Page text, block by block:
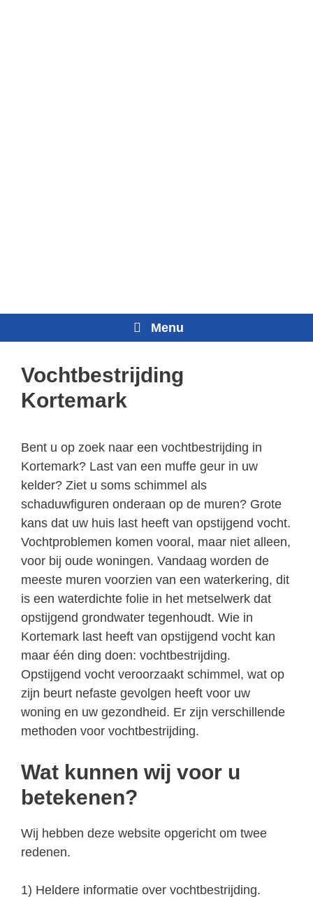
Menu
Vochtbestrijding
Kortemark
Bent u op zoek naar een vochtbestrijding in
Kortemark? Last van een muffe geur in uw
kelder? Ziet u soms schimmel als
schaduwfiguren onderaan op de muren? Grote
kans dat uw huis last heeft van opstijgend vocht.
Vochtproblemen komen vooral, maar niet alleen,
voor bij oude woningen. Vandaag worden de
meeste muren voorzien van een waterkering, dit
is een waterdichte folie in het metselwerk dat
opstijgend grondwater tegenhoudt. Wie in
Kortemark last heeft van opstijgend vocht kan
maar één ding doen: vochtbestrijding.
Opstijgend vocht veroorzaakt schimmel, wat op
zijn beurt nefaste gevolgen heeft voor uw
woning en uw gezondheid. Er zijn verschillende
methoden voor vochtbestrijding.
Wat kunnen wij voor u
betekenen?
Wij hebben deze website opgericht om twee
redenen.
1) Heldere informatie over vochtbestrijding.